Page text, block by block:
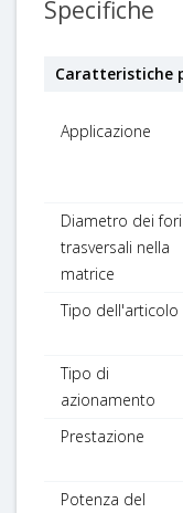
Specifiche
Caratteristiche
Applicazione
Diametro dei fori
trasversali nella
matrice
Tipo dell'articolo
Tipo di
azionamento
Prestazione
Potenza del